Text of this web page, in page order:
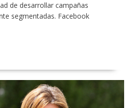
de desarrollar campañas
segmentadas. Facebook